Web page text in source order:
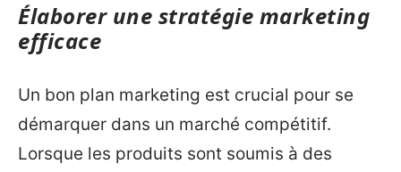
Élaborer une stratégie marketing
efficace
Un bon plan marketing est crucial pour se
démarquer dans un marché compétitif.
Lorsque les produits sont soumis à des